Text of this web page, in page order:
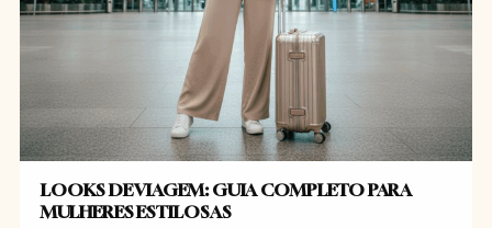
LOOKS DE VIAGEM: GUIA COMPLETO PARA
MULHERES ESTILOSAS